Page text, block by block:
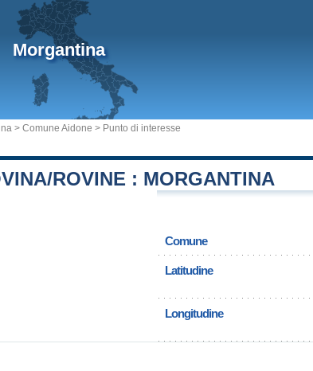
Morgantina
> Comune Aidone > Punto di interesse
ROVINE : MORGANTINA
Comune
Latitudine
Longitudine